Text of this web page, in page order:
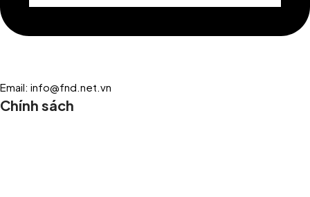
Email: info@fnd.net.vn
Chính sách